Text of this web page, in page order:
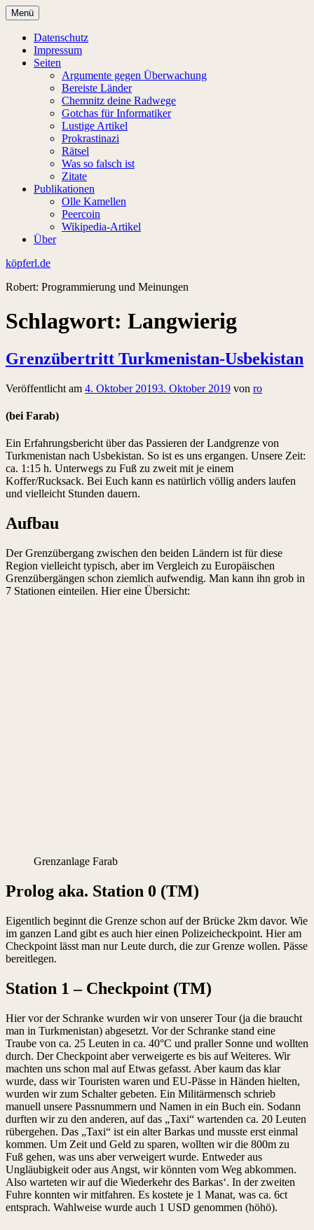
Zum
Inhalt
springen
Menü
Datenschutz
Impressum
Seiten
Argumente gegen Überwachung
Bereiste Länder
Chemnitz deine Radwege
Gotchas für Informatiker
Lustige Artikel
Prokrastinazi
Rätsel
Was so falsch ist
Zitate
Publikationen
Olle Kamellen
Peercoin
Wikipedia-Artikel
Über
köpferl.de
Robert: Programmierung und Meinungen
Schlagwort: Langwierig
Grenzübertritt Turkmenistan-Usbekistan
Veröffentlicht am 4. Oktober 20193. Oktober 2019 von ro
(bei Farab)
Ein Erfahrungsbericht über das Passieren der Landgrenze von
Turkmenistan nach Usbekistan. So ist es uns ergangen. Unsere Zeit:
ca. 1:15 h. Unterwegs zu Fuß zu zweit mit je einem
Koffer/Rucksack. Bei Euch kann es natürlich völlig anders laufen
und vielleicht Stunden dauern.
Aufbau
Der Grenzübergang zwischen den beiden Ländern ist für diese
Region vielleicht typisch, aber im Vergleich zu Europäischen
Grenzübergängen schon ziemlich aufwendig. Man kann ihn grob in
7 Stationen einteilen. Hier eine Übersicht:
Grenzanlage Farab
Prolog aka. Station 0 (TM)
Eigentlich beginnt die Grenze schon auf der Brücke 2km davor. Wie
im ganzen Land gibt es auch hier einen Polizeicheckpoint. Hier am
Checkpoint lässt man nur Leute durch, die zur Grenze wollen. Pässe
bereitlegen.
Station 1 – Checkpoint (TM)
Hier vor der Schranke wurden wir von unserer Tour (ja die braucht
man in Turkmenistan) abgesetzt. Vor der Schranke stand eine
Traube von ca. 25 Leuten in ca. 40°C und praller Sonne und wollten
durch. Der Checkpoint aber verweigerte es bis auf Weiteres. Wir
machten uns schon mal auf Etwas gefasst. Aber kaum das klar
wurde, dass wir Touristen waren und EU-Pässe in Händen hielten,
wurden wir zum Schalter gebeten. Ein Militärmensch schrieb
manuell unsere Passnummern und Namen in ein Buch ein. Sodann
durften wir zu den anderen, auf das „Taxi“ wartenden ca. 20 Leuten
rübergehen. Das „Taxi“ ist ein alter Barkas und musste erst einmal
kommen. Um Zeit und Geld zu sparen, wollten wir die 800m zu
Fuß gehen, was uns aber verweigert wurde. Entweder aus
Ungläubigkeit oder aus Angst, wir könnten vom Weg abkommen.
Also warteten wir auf die Wiederkehr des Barkas‘. In der zweiten
Fuhre konnten wir mitfahren. Es kostete je 1 Manat, was ca. 6ct
entsprach. Wahlweise wurde auch 1 USD genommen (höhö).